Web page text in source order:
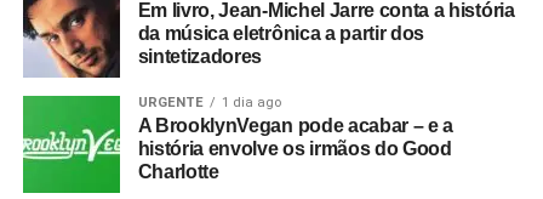
Houve uma outra novidade recente, que rolou durante o
show da banda no Roxy, na Califórnia, dia 21, uma
segunda-feira. Antes de tocar
Nirvana (do discoNevermind, de 1991), Armstrong
dedicou a música a Jennifer Finch, baixista do L7, que
morreu recentemente. Antes, Adrienne Armstrong, esposa
do músico, havia doado US$ 5 mil para uma campanha
Em livro, Jean-Michel Jarre conta a história
da música eletrônica a partir dos
sintetizadores
URGENTE 1 dia ago
A BrooklynVegan pode acabar – e a
história envolve os irmãos do Good
Charlotte